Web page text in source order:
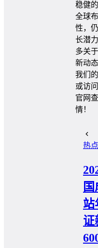
稳健
全球
性，
长潜
多关
新动
我们
或访
官网
情！
热点
站
证